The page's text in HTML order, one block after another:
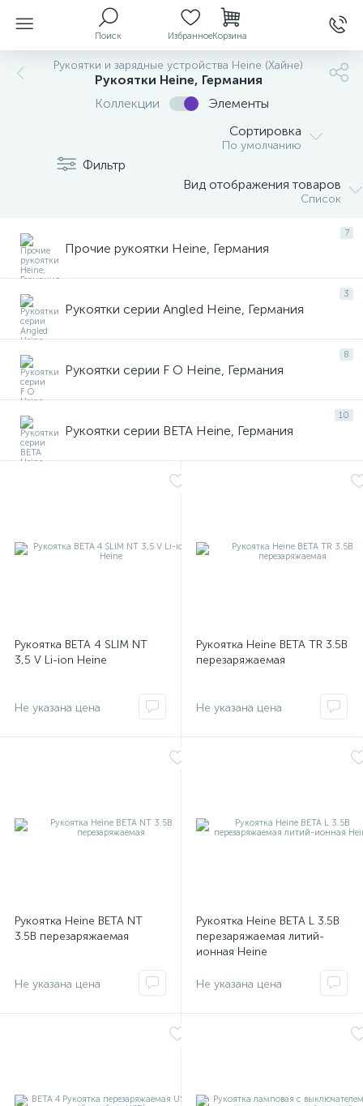
Поиск ИзбранноеКорзина
Рукоятки и зарядные устройства Heine (Хайне)
Рукоятки Heine, Германия
Коллекции
Элементы
Фильтр
Сортировка
По умолчанию
Вид отображения товаров
Список
7
Прочие рукоятки Heine, Германия
3
Рукоятки серии Angled Heine, Германия
8
Рукоятки серии F O Heine, Германия
10
Рукоятки серии BETA Heine, Германия
Рукоятка BETA 4 SLIM NT
3,5 V Li-ion Heine
Рукоятка Heine BETA TR 3.5В
перезаряжаемая
Рукоятка Heine ВЕТА NT
3.5В перезаряжаемая
Рукоятка Heine ВЕТА L 3.5В
перезаряжаемая литий-
ионная Heine